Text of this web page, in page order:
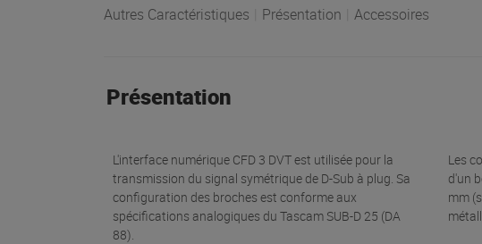
Autres Caractéristiques Présentation Accessoires
Présentation
L'interface numérique CFD 3 DVT est utilisée pour la
transmission du signal symétrique de D-Sub à plug. Sa
configuration des broches est conforme aux
spécifications analogiques du Tascam SUB-D 25 (DA
88).
Les
d'un
mm